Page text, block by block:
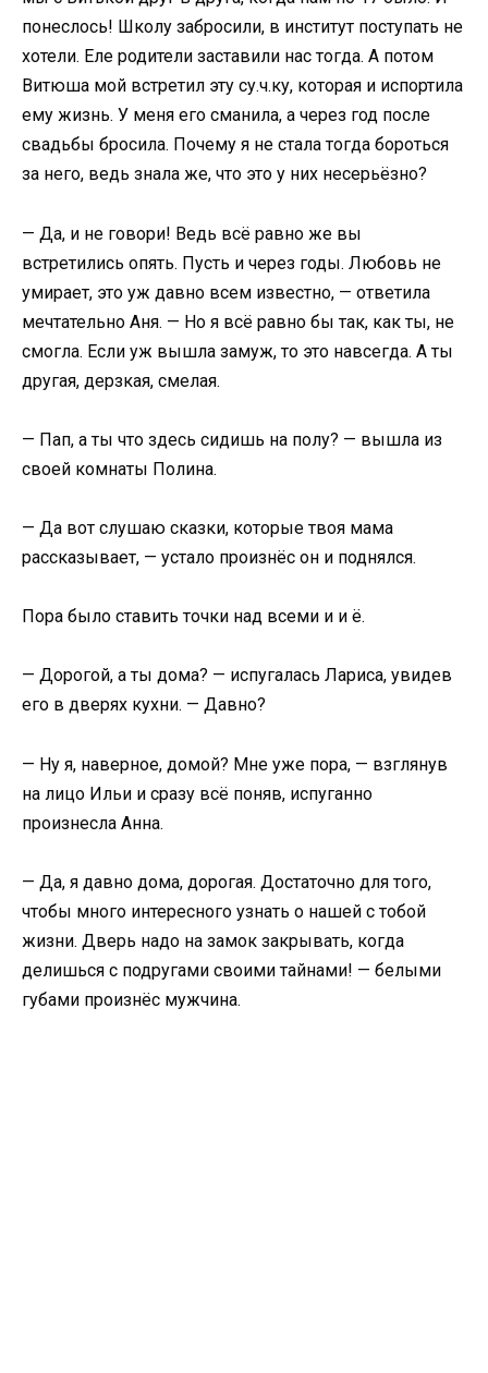
понеслось! Школу забросили, в институт поступать не
хотели. Еле родители заставили нас тогда. А потом
Витюша мой встретил эту су.ч.ку, которая и испортила
ему жизнь. У меня его сманила, а через год после
свадьбы бросила. Почему я не стала тогда бороться
за него, ведь знала же, что это у них несерьёзно?
— Да, и не говори! Ведь всё равно же вы
встретились опять. Пусть и через годы. Любовь не
умирает, это уж давно всем известно, — ответила
мечтательно Аня. — Но я всё равно бы так, как ты, не
смогла. Если уж вышла замуж, то это навсегда. А ты
другая, дерзкая, смелая.
— Пап, а ты что здесь сидишь на полу? — вышла из
своей комнаты Полина.
— Да вот слушаю сказки, которые твоя мама
рассказывает, — устало произнёс он и поднялся.
Пора было ставить точки над всеми и и ё.
— Дорогой, а ты дома? — испугалась Лариса, увидев
его в дверях кухни. — Давно?
— Ну я, наверное, домой? Мне уже пора, — взглянув
на лицо Ильи и сразу всё поняв, испуганно
произнесла Анна.
— Да, я давно дома, дорогая. Достаточно для того,
чтобы много интересного узнать о нашей с тобой
жизни. Дверь надо на замок закрывать, когда
делишься с подругами своими тайнами! — белыми
губами произнёс мужчина.